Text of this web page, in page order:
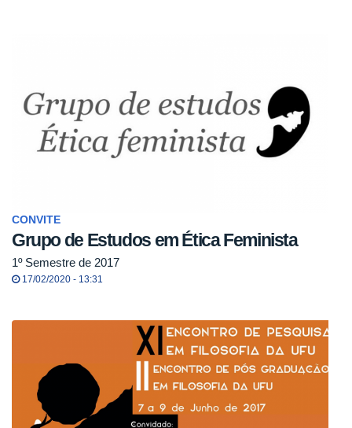
CONVITE
Grupo de Estudos em Ética Feminista
1º Semestre de 2017
17/02/2020 - 13:31